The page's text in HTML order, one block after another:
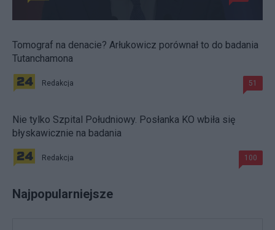
Tomograf na denacie? Arłukowicz porównał to do badania
Tutanchamona
Redakcja 51
Nie tylko Szpital Południowy. Posłanka KO wbiła się
błyskawicznie na badania
Redakcja 100
Najpopularniejsze